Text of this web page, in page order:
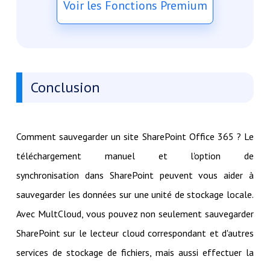
Voir les Fonctions Premium
Conclusion
Comment sauvegarder un site SharePoint Office 365 ? Le
téléchargement manuel et l'option de
synchronisation dans SharePoint peuvent vous aider à
sauvegarder les données sur une unité de stockage locale.
Avec MultCloud, vous pouvez non seulement sauvegarder
SharePoint sur le lecteur cloud correspondant et d'autres
services de stockage de fichiers, mais aussi effectuer la